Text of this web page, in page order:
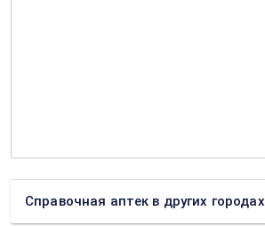
Справочная аптек в других городах